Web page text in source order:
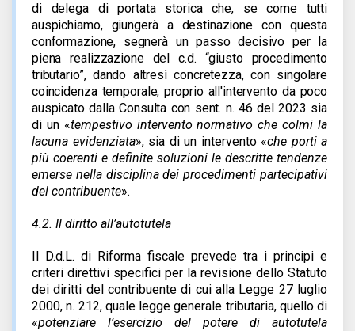
di delega di portata storica che, se come tutti
auspichiamo, giungerà a destinazione con questa
conformazione, segnerà un passo decisivo per la
piena realizzazione del c.d. “giusto procedimento
tributario”, dando altresì concretezza, con singolare
coincidenza temporale, proprio all'intervento da poco
auspicato dalla Consulta con sent. n. 46 del 2023 sia
di un «tempestivo intervento normativo che colmi la
lacuna evidenziata», sia di un intervento «che porti a
più coerenti e definite soluzioni le descritte tendenze
emerse nella disciplina dei procedimenti partecipativi
del contribuente».
4.2. Il diritto all’autotutela
Il D.d.L. di Riforma fiscale prevede tra i principi e
criteri direttivi specifici per la revisione dello Statuto
dei diritti del contribuente di cui alla Legge 27 luglio
2000, n. 212, quale legge generale tributaria, quello di
«potenziare l’esercizio del potere di autotutela